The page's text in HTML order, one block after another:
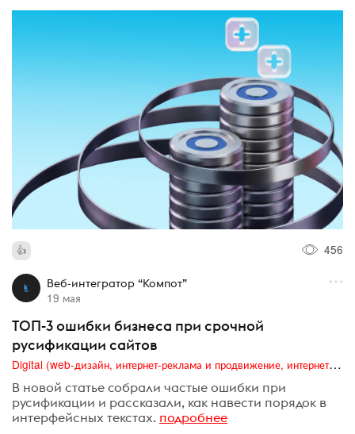
456
Веб-интегратор “Компот”
19 мая
ТОП-3 ошибки бизнеса при срочной
русификации сайтов
Digital (web-дизайн, интернет-реклама и продвижение, интернет-сообщества и блоги, интернет-коммуникации, мобильный маркетинг, реклама на цифровых экранах)
В новой статье cобрали частые ошибки при
русификации и рассказали, как навести порядок в
интерфейсных текстах. подробнее